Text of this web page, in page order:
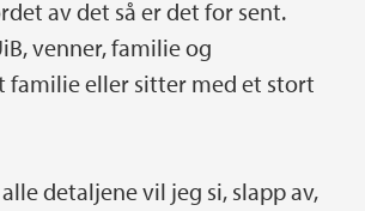
av det så er det for sent.
venner, familie og
familie eller sitter med et stort
detaljene vil jeg si, slapp av,